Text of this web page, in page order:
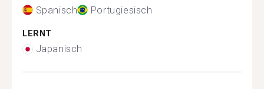
Spanisch Portugiesisch
LERNT
Japanisch